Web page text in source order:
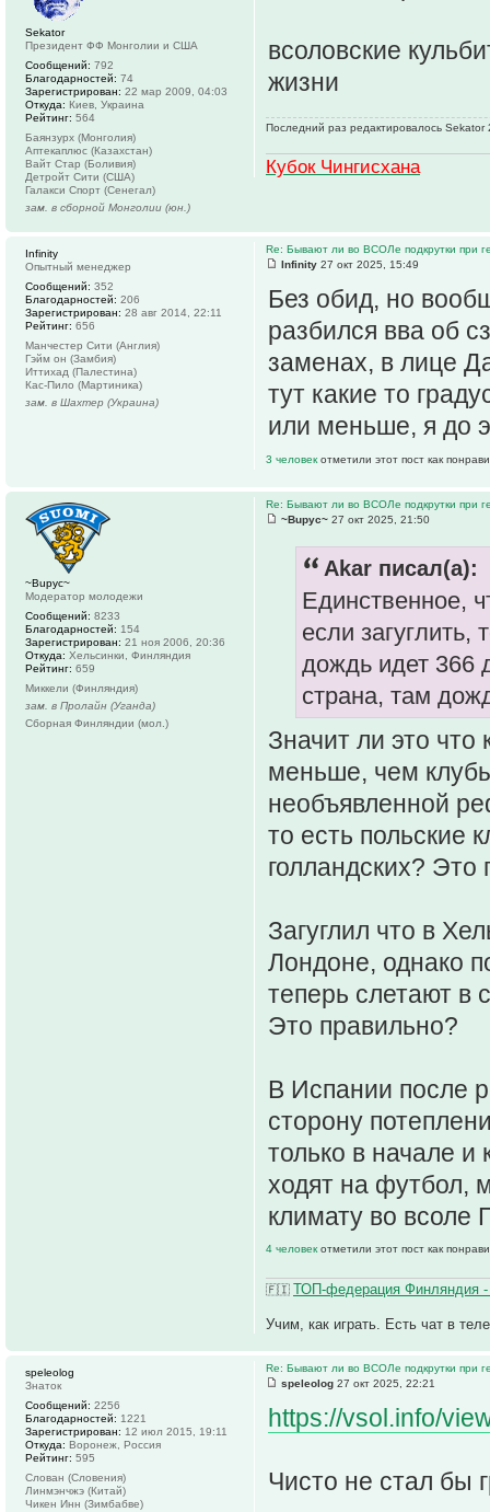
всоловские
жизни
Последний раз редактировалось Sekator
Кубок Чингисхана
Sekator
Президент ФФ Монголии и США
Сообщений: 792
Благодарностей: 74
Зарегистрирован: 22 мар 2009, 04:03
Откуда: Киев, Украина
Рейтинг: 564
Баянзурх (Монголия)
Аптекаплюс (Казахстан)
Вайт Стар (Боливия)
Детройт Сити (США)
Галакси Спорт (Сенегал)
зам. в сборной Монголии (юн.)
Re: Бывают ли во ВСОЛе подкрутки при
Infinity 27 окт 2025, 15:49
Без обид, но
разбился вва об
заменах, в лице
тут какие то
или меньше, я до
3 человекотметили этот пост как
Infinity
Опытный менеджер
Сообщений: 352
Благодарностей: 206
Зарегистрирован: 28 авг 2014, 22:11
Рейтинг: 656
Манчестер Сити (Англия)
Гэйм он (Замбия)
Иттихад (Палестина)
Кас-Пило (Мартиника)
зам. в Шахтер (Украина)
Re: Бывают ли во ВСОЛе подкрутки при
~Bupyc~ 27 окт 2025, 21:50
Akar писал(а):
Единственное,
если
дождь идет 366
страна, там
Значит ли это
меньше, чем
необъявленной
то есть польские
голландских? Это
Загуглил что в
Лондоне, однако
теперь слетают в
Это правильно?
В Испании после
сторону
только в начале
ходят на футбол,
климату во всоле
4 человекотметили этот пост как
🇫🇮 ТОП-федерация Финляндия
Учим, как играть. Есть чат в
~Bupyc~
Модератор молодежи
Сообщений: 8233
Благодарностей: 154
Зарегистрирован: 21 ноя 2006, 20:36
Откуда: Хельсинки, Финляндия
Рейтинг: 659
Миккели (Финляндия)
зам. в Пролайн (Уганда)
Сборная Финляндии (мол.)
Re: Бывают ли во ВСОЛе подкрутки при
speleolog 27 окт 2025, 22:21
https://vsol.info/
Чисто не стал бы
speleolog
Знаток
Сообщений: 2256
Благодарностей: 1221
Зарегистрирован: 12 июл 2015, 19:11
Откуда: Воронеж, Россия
Рейтинг: 595
Слован (Словения)
Линмэнчжэ (Китай)
Чикен Инн (Зимбабве)